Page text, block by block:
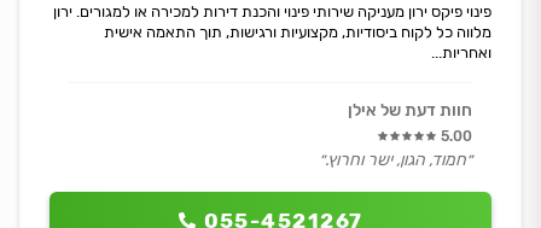
055-4521267
פינוי פיקס ירון מעניקה שירותי פינוי והכנת דירות למכירה או למגורים. ירון
מלווה כל לקוח ביסודיות, מקצועיות ורגישות, תוך התאמה אישית
ואחריות...
חוות דעת של אילן
5.00
״חמוד, הגון, ישר וחרוץ.״